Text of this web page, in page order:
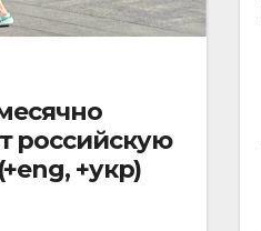
российскую
+укр)